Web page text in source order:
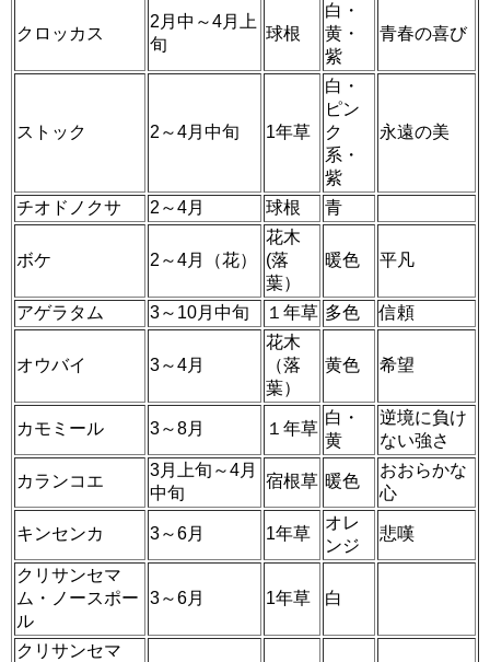
クロッカス
2月中～4月上
旬
球根
白・
黄・
紫
青春の喜び
ストック 2～4月中旬 1年草
白・
ピン
ク
系・
紫
永遠の美
チオドノクサ 2～4月 球根 青
ボケ 2～4月（花）
花木
(落
葉）
暖色 平凡
アゲラタム 3～10月中旬 １年草 多色 信頼
オウバイ 3～4月
花木
（落
葉）
黄色 希望
カモミール 3～8月 １年草
白・
黄
逆境に負け
ない強さ
カランコエ
3月上旬～4月
中旬
宿根草 暖色
おおらかな
心
キンセンカ 3～6月 1年草
オレ
ンジ
悲嘆
クリサンセマ
ム・ノースポー
ル
3～6月 1年草 白
クリサンセマ